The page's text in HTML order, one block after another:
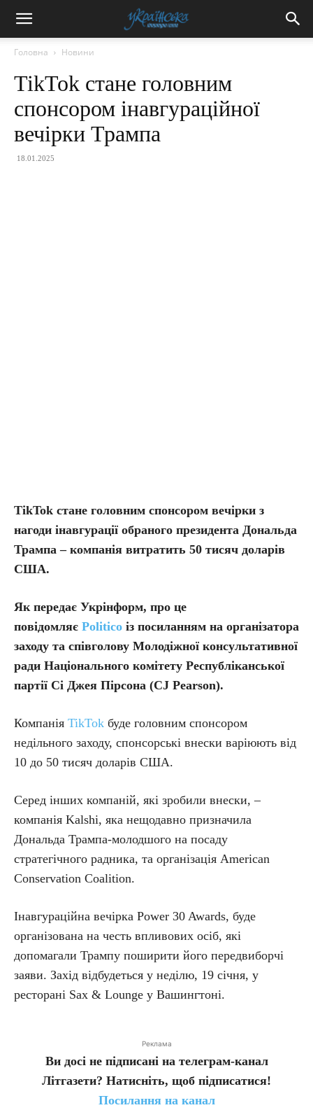
Головна Новини
TikTok стане головним
спонсором інавгураційної
вечірки Трампа
18.01.2025
TikTok стане головним спонсором вечірки з
нагоди інавгурації обраного президента Дональда
Трампа – компанія витратить 50 тисяч доларів
США.
Як передає Укрінформ, про це
повідомляє Politico із посиланням на організатора
заходу та співголову Молодіжної консультативної
ради Національного комітету Республіканської
партії Сі Джея Пірсона (CJ Pearson).
Компанія TikTok буде головним спонсором
недільного заходу, спонсорські внески варіюють від
10 до 50 тисяч доларів США.
Серед інших компаній, які зробили внески, –
компанія Kalshi, яка нещодавно призначила
Дональда Трампа-молодшого на посаду
стратегічного радника, та організація American
Conservation Coalition.
Інавгураційна вечірка Power 30 Awards, буде
організована на честь впливових осіб, які
допомагали Трампу поширити його передвиборчі
заяви. Захід відбудеться у неділю, 19 січня, у
ресторані Sax & Lounge у Вашингтоні.
Реклама
Ви досі не підписані на телеграм-канал
Літгазети? Натисніть, щоб підписатися!
Посилання на канал